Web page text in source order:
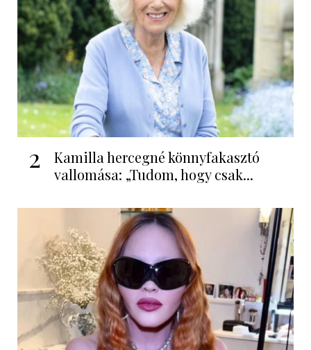
2
Kamilla hercegné könnyfakasztó
vallomása: „Tudom, hogy csak...